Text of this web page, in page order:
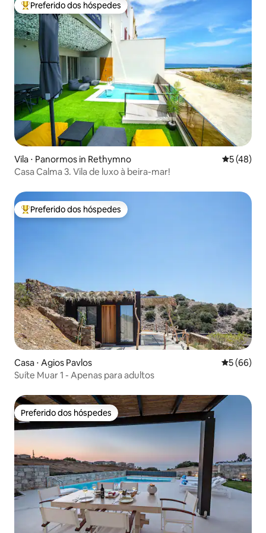
Entre os melhores preferidos dos hóspedes
Preferido dos hóspedes
Vila ⋅ Panormos in Rethymno 5 de uma
5 (48)
Casa Calma 3. Vila de luxo à beira-mar!
Entre os melhores preferidos dos hóspedes
Preferido dos hóspedes
Casa ⋅ Agios Pavlos 5 de uma
5 (66)
Suíte Muar 1 - Apenas para adultos
Preferido dos hóspedes
Preferido dos hóspedes